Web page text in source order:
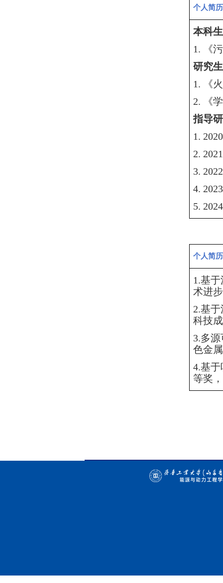
个人简历
本科
1. 《
研究
1.
《
2.
《
指导
1. 2020
2. 2021
3.
4.
5.
个人简历
1.基
术进
2.基
科技
3.多
色金
4.基
等奖